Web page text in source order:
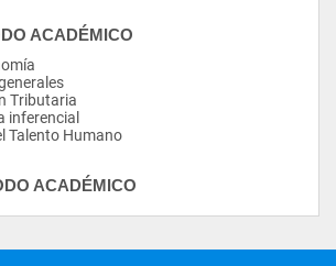
ACADÉMICO
Tributaria
inferencial
Talento Humano
ACADÉMICO
de Auditoría y
costos